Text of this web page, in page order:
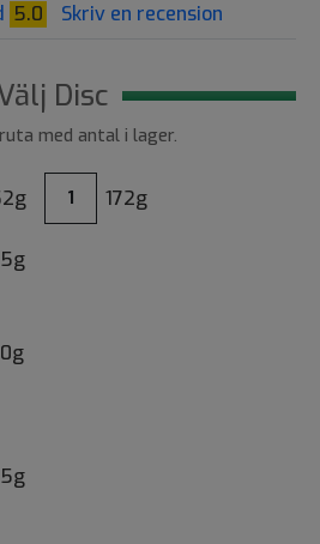
5.0 Skriv en recension
Disc
med antal i lager.
1 172g